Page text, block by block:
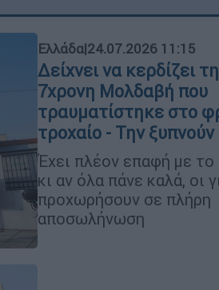
Ελλάδα|24.07.2026 11:15
Δείχνει να κερδίζει
7χρονη Μολδαβή που
τραυματίστηκε στο
τροχαίο - Την
Έχει πλέον επαφή με το
κι αν όλα πάνε καλά, οι
προχωρήσουν σε πλήρη
αποσωλήνωση